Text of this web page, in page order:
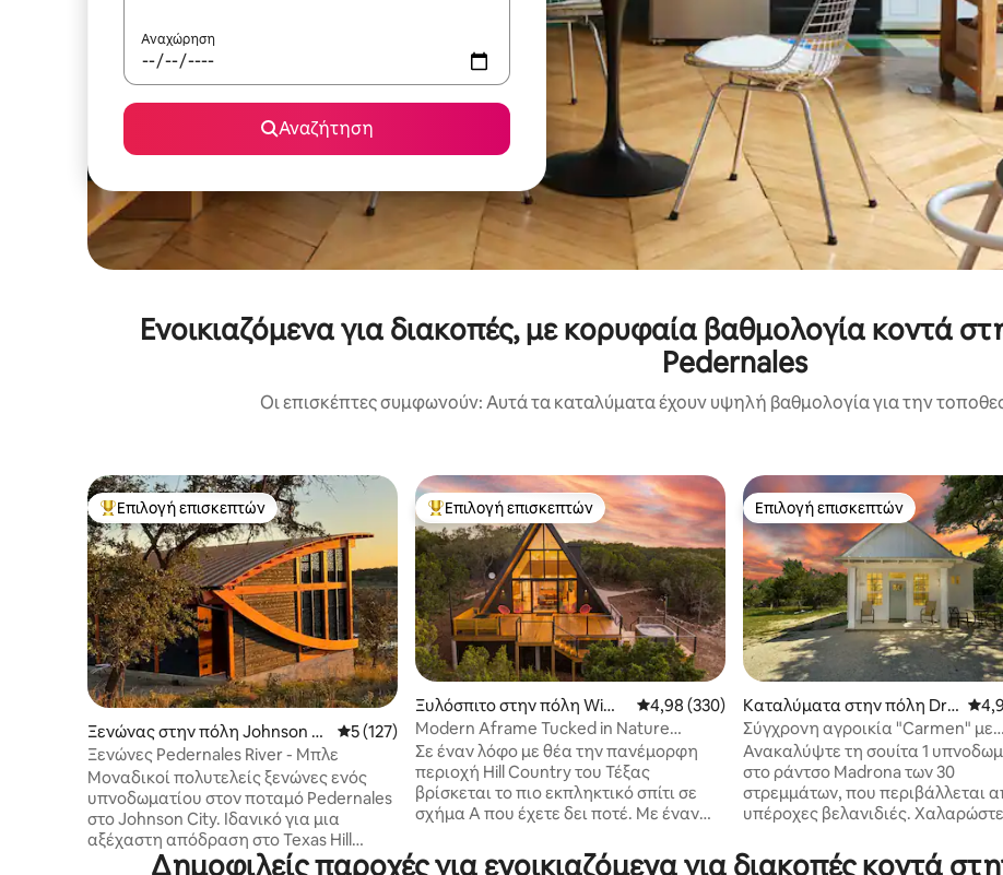
Αναχώρηση
Αναζήτηση
Ενοικιαζόμενα για διακοπές, με κορυφαία βαθμολογία κοντά
Pedernales
Οι επισκέπτες συμφωνούν: Αυτά τα καταλύματα έχουν υψηλή βαθμολογία για την
Κορυφαία επιλογή επισκεπτών
Επιλογή επισκεπτών
Ξενώνας στην πόλη Johnson Ci
ty
Μέση βαθμολογία: 5 στα 5, 127 κριτικές
5 (127)
Ξενώνες Pedernales River - Μπλε
Μοναδικοί πολυτελείς ξενώνες ενός
υπνοδωματίου στον ποταμό Pedernales
στο Johnson City. Ιδανικό για μια
αξέχαστη απόδραση στο Texas Hill
Country και μονοπάτι κρασιού.
Κορυφαία επιλογή επισκεπτών
Επιλογή επισκεπτών
Ξυλόσπιτο στην πόλη Wimb
erley
Μέση βαθμολογία: 4,98 στα 5, 330 κριτικές
4,98 (330)
Modern Aframe Tucked in Nature
**τζακούζι & θέα**
Σε έναν λόφο με θέα την πανέμορφη
περιοχή Hill Country του Τέξας
βρίσκεται το πιο εκπληκτικό σπίτι σε
σχήμα Α που έχετε δει ποτέ. Με έναν
και καλλιτεχνικές πινελιές, αυτός ο
Επιλογή επισκεπτών
Επιλογή επισκεπτών
Καταλύματα στην πόλη Dri
pping Springs
Σύγχρονη αγροικία "Carmen" με
βεράντα για παρατήρηση
σωμάτων.
Ανακαλύψτε τη σουίτα 1
στο ράντσο Madrona των 30
στρεμμάτων, που περιβάλλεται
υπέροχες βελανιδιές.
κοιτάξτε τα αστέρια στην
Δημοφιλείς παροχές για ενοικιαζόμενα για διακοπές κοντά